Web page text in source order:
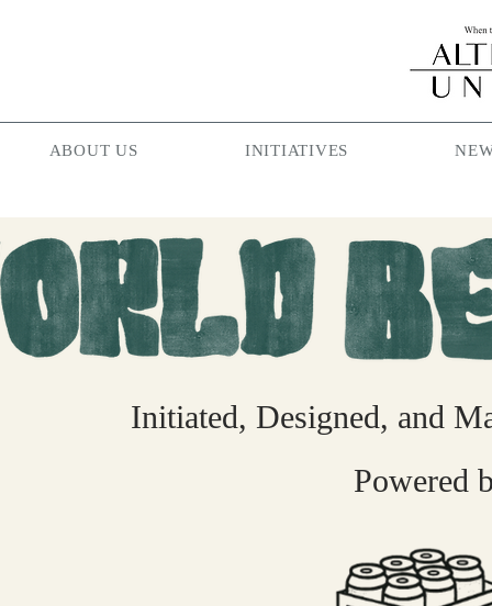
ABOUT US INITIATIVES
Initiated, Designed, and
Powered